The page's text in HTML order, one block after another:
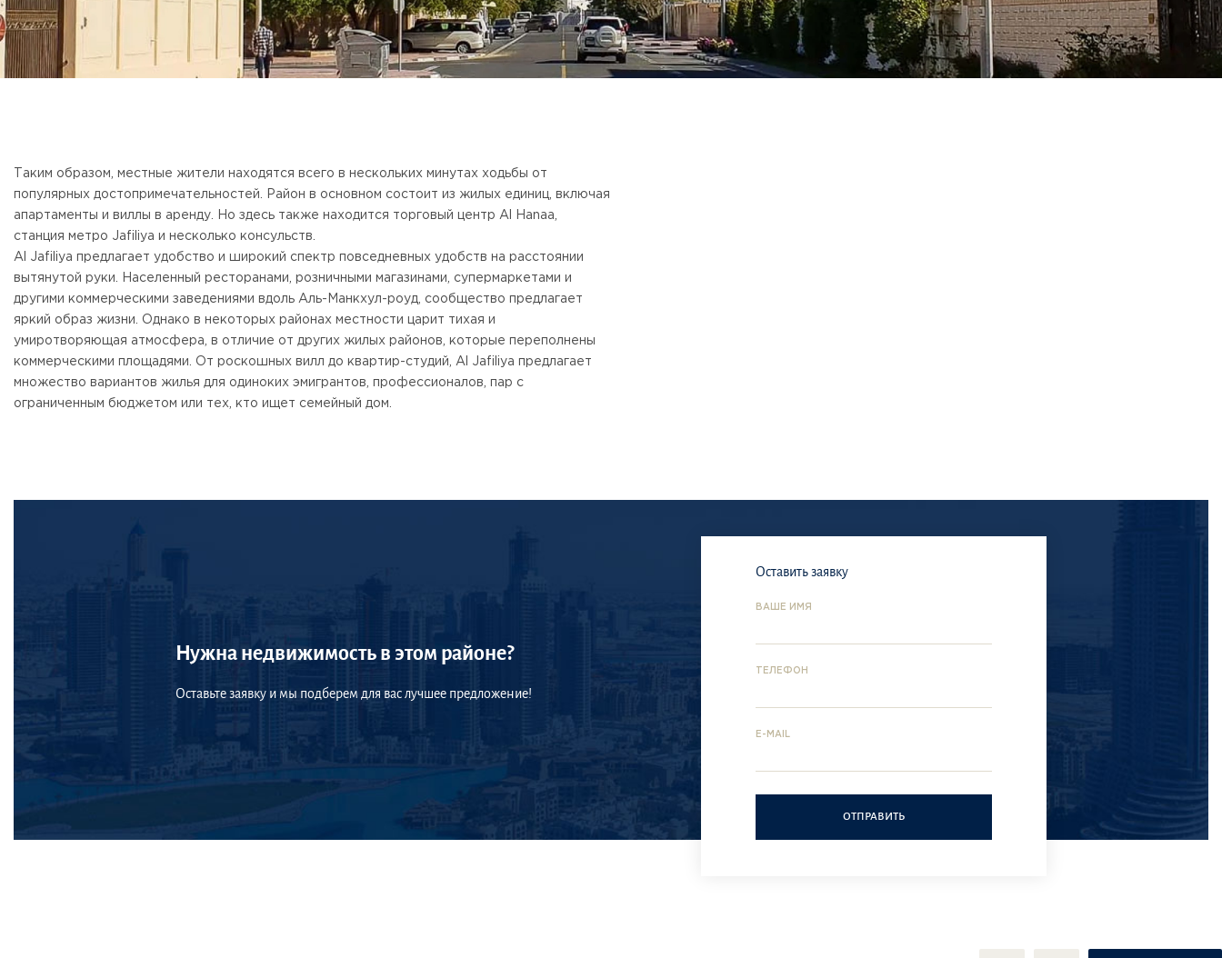
Таким образом, местные жители находятся всего в нескольких минутах ходьбы от
популярных достопримечательностей. Район в основном состоит из жилых единиц, включая
апартаменты и виллы в аренду. Но здесь также находится торговый центр Al Hanaa,
станция метро Jafiliya и несколько консульств.
Al Jafiliya предлагает удобство и широкий спектр повседневных удобств на расстоянии
вытянутой руки. Населенный ресторанами, розничными магазинами, супермаркетами и
другими коммерческими заведениями вдоль Аль-Манкхул-роуд, сообщество предлагает
яркий образ жизни. Однако в некоторых районах местности царит тихая и
умиротворяющая атмосфера, в отличие от других жилых районов, которые переполнены
коммерческими площадями. От роскошных вилл до квартир-студий, Al Jafiliya предлагает
множество вариантов жилья для одиноких эмигрантов, профессионалов, пар с
ограниченным бюджетом или тех, кто ищет семейный дом.
Нужна недвижимость в этом районе?
Оставьте заявку и мы подберем для вас лучшее предложение!
Оставить заявку
ВАШЕ ИМЯ
ТЕЛЕФОН
E-MAIL
ОТПРАВИТЬ